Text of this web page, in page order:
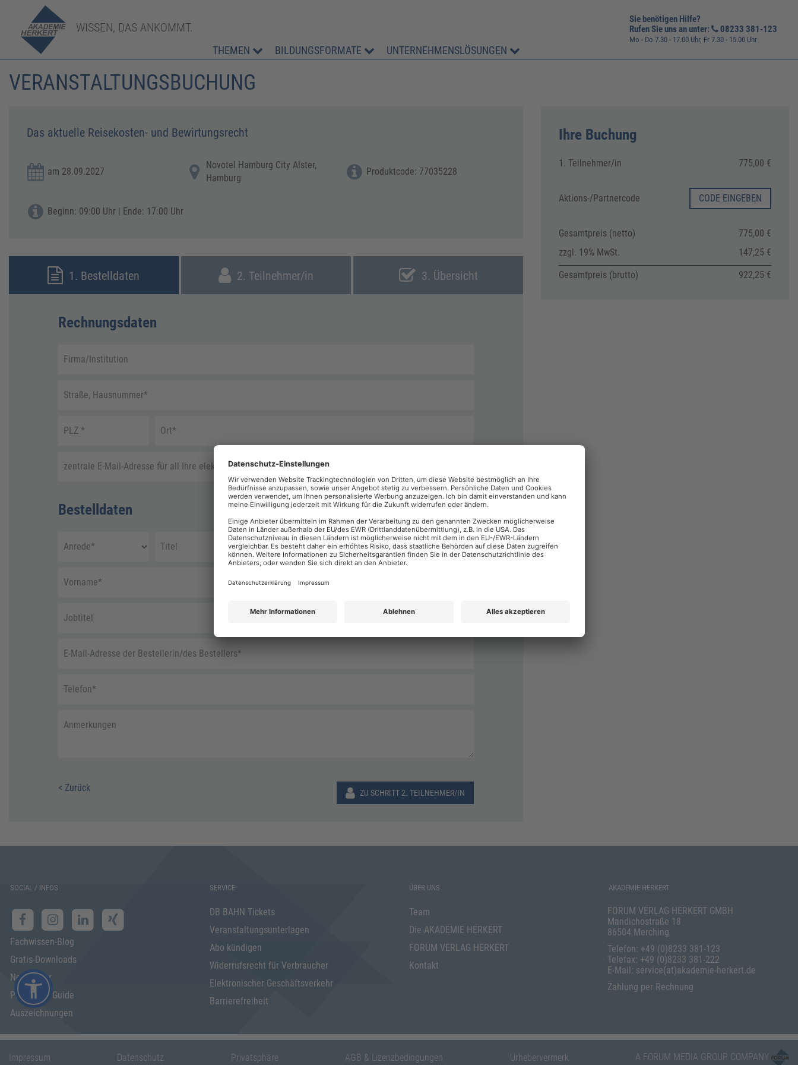
WISSEN, DAS ANKOMMT.
THEMEN BILDUNGSFORMATE UNTERNEHMENSLÖSUNGEN
Sie benötigen Hilfe?
Rufen Sie uns an unter:
08233 381-123
Mo - Do 7.30 - 17.00 Uhr, Fr 7.30 - 15.00 Uhr
VERANSTALTUNGSBUCHUNG
Das aktuelle Reisekosten- und Bewirtungsrecht
am 28.09.2027
Novotel Hamburg City Alster,
Hamburg
Produktcode: 77035228
Beginn: 09:00 Uhr | Ende: 17:00 Uhr
1. Bestelldaten 2. Teilnehmer/in 3. Übersicht
Rechnungsdaten
Firma/Institution
Straße, Hausnummer*
PLZ * Ort*
zentrale E-Mail-Adresse für all Ihre elektronische Rechnungen
Bestelldaten
Anrede* Titel
Vorname* Nachname*
Jobtitel
E-Mail-Adresse der Bestellerin/des Bestellers*
Telefon*
Anmerkungen
< Zurück ZU SCHRITT 2. TEILNEHMER/IN
Ihre Buchung
1. Teilnehmer/in 775,00 €
Aktions-/Partnercode CODE EINGEBEN
Gesamtpreis (netto)
775,00 €
zzgl. 19% MwSt.
147,25 €
Gesamtpreis (brutto)
922,25 €
SOCIAL / INFOS
Fachwissen-Blog
Gratis-Downloads
Newsletter
Programm Guide
Auszeichnungen
SERVICE
DB BAHN Tickets
Veranstaltungsunterlagen
Abo kündigen
Widerrufsrecht für Verbraucher
Elektronischer Geschäftsverkehr
Barrierefreiheit
ÜBER UNS
Team
Die AKADEMIE HERKERT
FORUM VERLAG HERKERT
Kontakt
AKADEMIE HERKERT
FORUM VERLAG HERKERT GMBH
Mandichostraße 18
86504 Merching
Telefon: +49 (0)8233 381-123
Telefax: +49 (0)8233 381-222
E-Mail: service(at)akademie-herkert.de
Zahlung per Rechnung
Impressum Datenschutz Privatsphäre AGB & Lizenzbedingungen Urhebervermerk A FORUM MEDIA GROUP COMPANY